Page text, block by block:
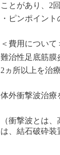
ことがあり、2
・ピンポイン
＜費用について
難治性足底筋膜
2ヵ所以上を治
体外衝撃波治療
（衝撃波とは
は、結石破砕装